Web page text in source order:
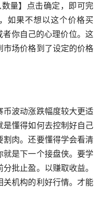
量】点击确定，即可完
如果不想以这个价格买
你自己的心理价位。这
场价格到了设定的价格
币波动涨跌幅度较大更适
是懂得如何去控制好自己
割肉。还要懂得学会看清
是下一个接盘侠。要学
批止盈。以赚取收益。
机构的利好行情。才能